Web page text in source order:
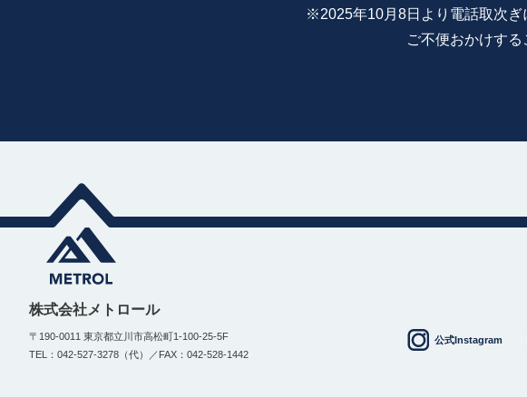
※2025年10月8日より電話取次ぎ
ご不便おかけする
株式会社メトロール
〒190-0011 東京都立川市高松町1-100-25-5F
TEL：042-527-3278（代）／FAX：042-528-1442
公式Instagram